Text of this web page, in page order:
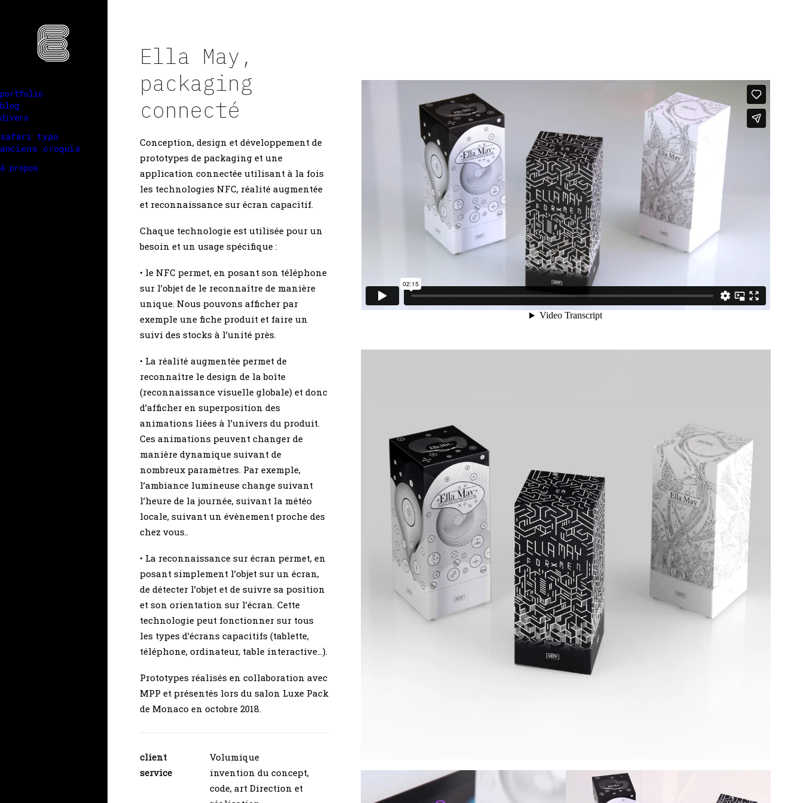
portfolio
blog
divers
safari typo
anciens croquis
à propos
Ella May,
packaging
connecté
Conception, design et développement de
prototypes de packaging et une
application connectée utilisant à la fois
les technologies NFC, réalité augmentée
et reconnaissance sur écran capacitif.
Chaque technologie est utilisée pour un
besoin et un usage spécifique :
• le NFC permet, en posant son téléphone
sur l’objet de le reconnaître de manière
unique. Nous pouvons afficher par
exemple une fiche produit et faire un
suivi des stocks à l’unité près.
• La réalité augmentée permet de
reconnaître le design de la boîte
(reconnaissance visuelle globale) et donc
d’afficher en superposition des
animations liées à l’univers du produit.
Ces animations peuvent changer de
manière dynamique suivant de
nombreux paramètres. Par exemple,
l’ambiance lumineuse change suivant
l’heure de la journée, suivant la météo
locale, suivant un évènement proche des
chez vous..
• La reconnaissance sur écran permet, en
posant simplement l’objet sur un écran,
de détecter l’objet et de suivre sa position
et son orientation sur l’écran. Cette
technologie peut fonctionner sur tous
les types d’écrans capacitifs (tablette,
téléphone, ordinateur, table interactive…).
Prototypes réalisés en collaboration avec
MPP et présentés lors du salon Luxe Pack
de Monaco en octobre 2018.
client
Volumique
service
invention du concept,
code, art Direction et